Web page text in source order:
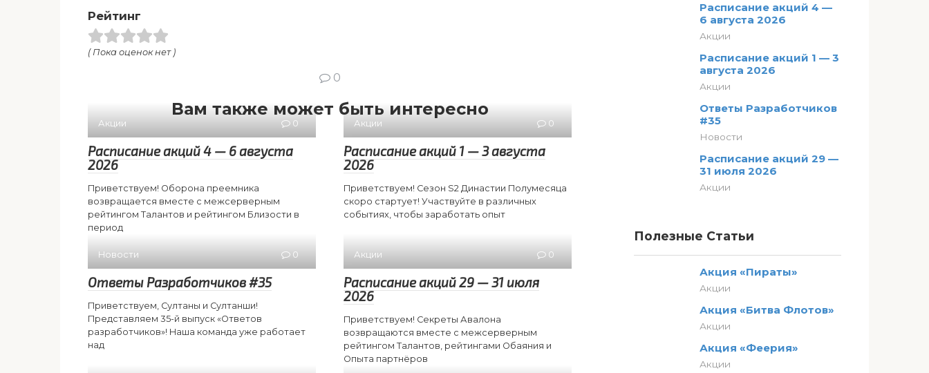
Рейтинг
( Пока оценок нет )
0
Вам также может быть интересно
Акции 0
Расписание акций 4 — 6 августа
2026
Приветствуем! Оборона преемника
возвращается вместе с межсерверным
рейтингом Талантов и рейтингом Близости в
период
Акции 0
Расписание акций 1 — 3 августа
2026
Приветствуем! Сезон S2 Династии Полумесяца
скоро стартует! Участвуйте в различных
событиях, чтобы заработать опыт
Новости 0
Ответы Разработчиков #35
Приветствуем, Султаны и Султанши!
Представляем 35-й выпуск «Ответов
разработчиков»! Наша команда уже работает
над
Акции 0
Расписание акций 29 — 31 июля
2026
Приветствуем! Секреты Авалона
возвращаются вместе с межсерверным
рейтингом Талантов, рейтингами Обаяния и
Опыта партнёров
Расписание акций 4 —
6 августа 2026
Акции
Расписание акций 1 — 3
августа 2026
Акции
Ответы Разработчиков
#35
Новости
Расписание акций 29 —
31 июля 2026
Акции
Полезные Статьи
Акция «Пираты»
Акции
Акция «Битва Флотов»
Акции
Акция «Феерия»
Акции